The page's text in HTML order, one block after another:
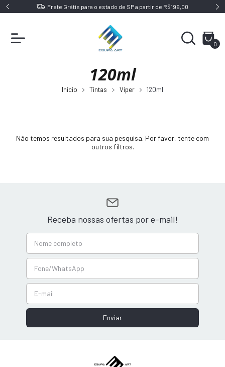
Frete Grátis para o estado de SP a partir de R$199,00
0
120ml
Início Tintas Viper 120ml
Não temos resultados para sua pesquisa. Por favor, tente com
outros filtros.
Receba nossas ofertas por e-mail!